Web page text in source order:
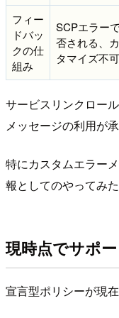
フィー
ドバッ
クの仕
組み
SCPエラー
否される、
タマイズ不可
サービスリンクロー
メッセージの利用が
特にカスタムエラー
報としてのやってみ
現時点でサポ
宣言型ポリシーが現